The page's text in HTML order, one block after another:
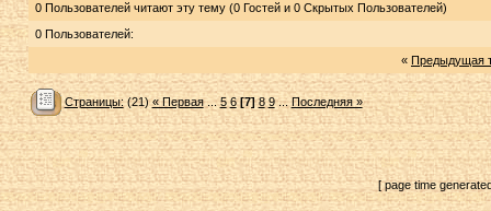
0 Пользователей читают эту тему (0 Гостей и 0 Скрытых Пользователей)
0 Пользователей:
« Предыдущая
Страницы:(21)« Первая...5 6 [7] 8 9... Последняя »
[ page time